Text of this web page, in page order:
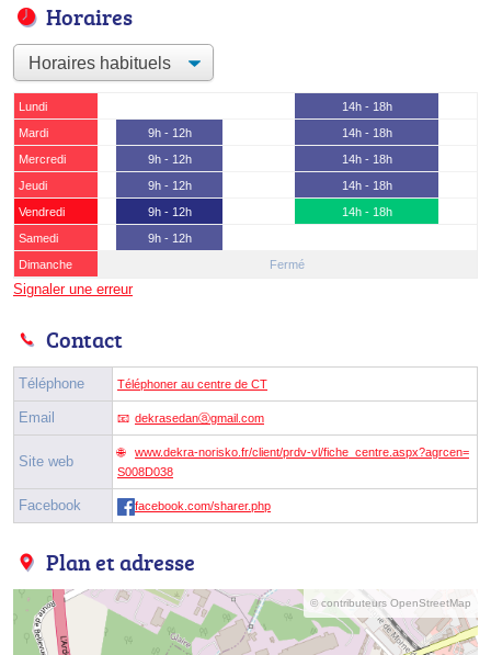
Horaires
Lundi
14h - 18h
Mardi
9h - 12h
14h - 18h
Mercredi
9h - 12h
14h - 18h
Jeudi
9h - 12h
14h - 18h
Vendredi
9h - 12h
14h - 18h
Samedi
9h - 12h
Dimanche
Fermé
Signaler une erreur
Contact
Téléphone Téléphoner au centre de CT
Email dekrasedanⓐgmail.com
Site web
www.dekra-norisko.fr/client/prdv-vl/fiche_centre.aspx?agrcen=
S008D038
Facebook facebook.com/sharer.php
Plan et adresse
© contributeurs OpenStreetMap